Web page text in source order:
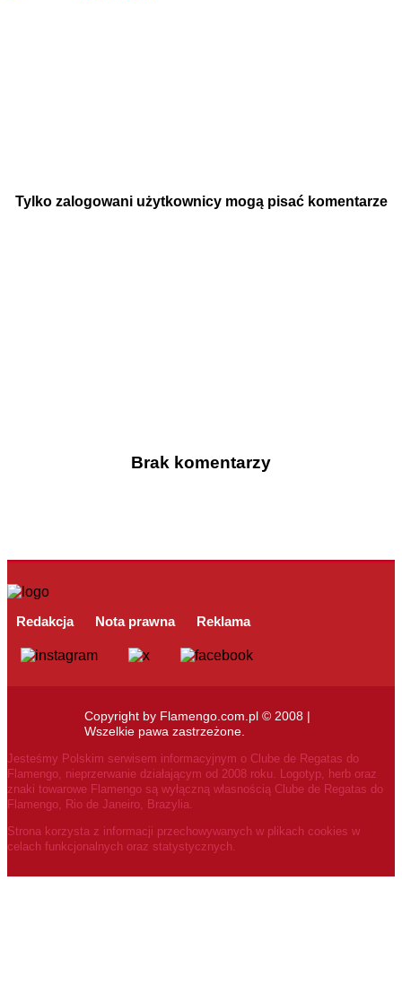
Tylko zalogowani użytkownicy mogą pisać komentarze
Brak komentarzy
Redakcja Nota prawna Reklama
Copyright by Flamengo.com.pl © 2008 |
Wszelkie pawa zastrzeżone.
Jesteśmy Polskim serwisem informacyjnym o Clube de Regatas do
Flamengo, nieprzerwanie działającym od 2008 roku. Logotyp, herb oraz
znaki towarowe Flamengo są wyłączną własnością Clube de Regatas do
Flamengo, Rio de Janeiro, Brazylia.
Strona korzysta z informacji przechowywanych w plikach cookies w
celach funkcjonalnych oraz statystycznych.